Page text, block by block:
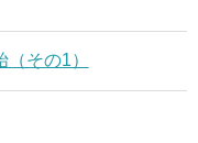
その1）